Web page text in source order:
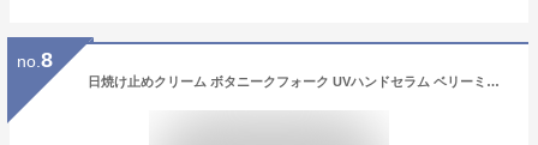
no. 8
日焼け止めクリーム ボタニークフォーク UVハンドセラム ベリーミント 50g 紫外線対策 UVカット ハンドクリーム 果実 ミント プロテオグリカン 手肌ケア Botanicfolk